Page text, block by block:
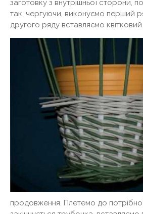
заготовку з внутрішньої сторони,
так, чергуючи, виконуємо перший
другого ряду вставляємо
продовження. Плетемо до